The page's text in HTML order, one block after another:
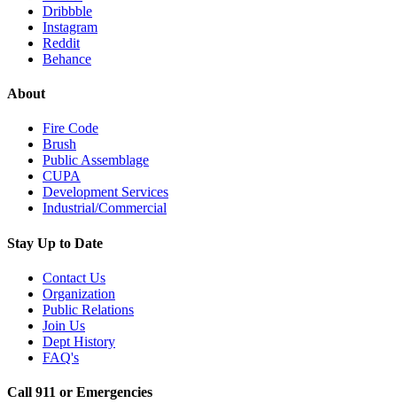
Dribbble
Instagram
Reddit
Behance
About
Fire Code
Brush
Public Assemblage
CUPA
Development Services
Industrial/Commercial
Stay Up to Date
Contact Us
Organization
Public Relations
Join Us
Dept History
FAQ's
Call 911 or Emergencies